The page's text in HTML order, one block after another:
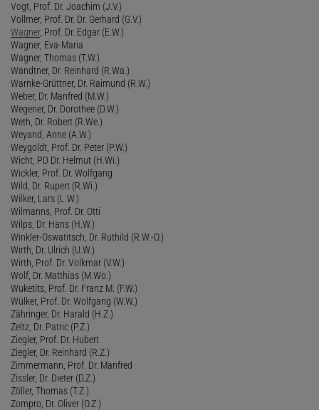
Vogt, Prof. Dr. Joachim (J.V.)
Vollmer, Prof. Dr. Dr. Gerhard (G.V.)
Wagner, Prof. Dr. Edgar (E.W.)
Wagner, Eva-Maria
Wagner, Thomas (T.W.)
Wandtner, Dr. Reinhard (R.Wa.)
Warnke-Grüttner, Dr. Raimund (R.W.)
Weber, Dr. Manfred (M.W.)
Wegener, Dr. Dorothee (D.W.)
Weth, Dr. Robert (R.We.)
Weyand, Anne (A.W.)
Weygoldt, Prof. Dr. Peter (P.W.)
Wicht, PD Dr. Helmut (H.Wi.)
Wickler, Prof. Dr. Wolfgang
Wild, Dr. Rupert (R.Wi.)
Wilker, Lars (L.W.)
Wilmanns, Prof. Dr. Otti
Wilps, Dr. Hans (H.W.)
Winkler-Oswatitsch, Dr. Ruthild (R.W.-O.)
Wirth, Dr. Ulrich (U.W.)
Wirth, Prof. Dr. Volkmar (V.W.)
Wolf, Dr. Matthias (M.Wo.)
Wuketits, Prof. Dr. Franz M. (F.W.)
Wülker, Prof. Dr. Wolfgang (W.W.)
Zähringer, Dr. Harald (H.Z.)
Zeltz, Dr. Patric (P.Z.)
Ziegler, Prof. Dr. Hubert
Ziegler, Dr. Reinhard (R.Z.)
Zimmermann, Prof. Dr. Manfred
Zissler, Dr. Dieter (D.Z.)
Zöller, Thomas (T.Z.)
Zompro, Dr. Oliver (O.Z.)